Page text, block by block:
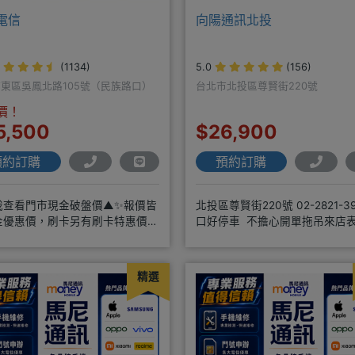
信
(1134)
區吳鳳北路105號（民族路口）
！
訂購
看門市現金破盤價▲✨報價皆
優惠價，刷卡另有刷卡特惠價✨
向陽通訊北投
5.0
(156)
台北市北投區尊賢街220號
$26,900
預約訂購
北投區尊賢街220號 02-2821-
口好停車 不擔心開單拖吊來店
精選